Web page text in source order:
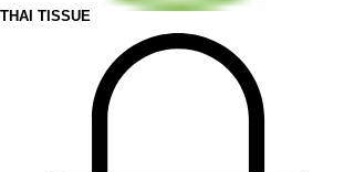
THAI TISSUE